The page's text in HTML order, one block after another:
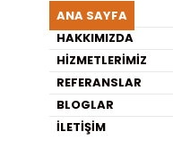
ANA SAYFA
HAKKIMIZDA
HIZMETLERIMIZ
REFERANSLAR
BLOGLAR
İLETIŞIM
30 Günlük
Zarar
En Son Yayınlananlar
Sosyal Medya